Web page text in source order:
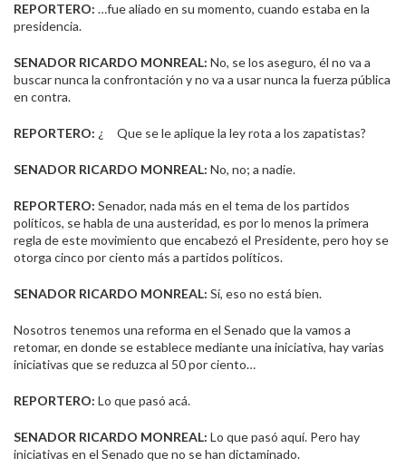
REPORTERO: …fue aliado en su momento, cuando estaba en la
presidencia.
SENADOR RICARDO MONREAL: No, se los aseguro, él no va a
buscar nunca la confrontación y no va a usar nunca la fuerza pública
en contra.
REPORTERO: ¿ Que se le aplique la ley rota a los zapatistas?
SENADOR RICARDO MONREAL: No, no; a nadie.
REPORTERO: Senador, nada más en el tema de los partidos
políticos, se habla de una austeridad, es por lo menos la primera
regla de este movimiento que encabezó el Presidente, pero hoy se
otorga cinco por ciento más a partidos políticos.
SENADOR RICARDO MONREAL: Sí, eso no está bien.
Nosotros tenemos una reforma en el Senado que la vamos a
retomar, en donde se establece mediante una iniciativa, hay varias
iniciativas que se reduzca al 50 por ciento…
REPORTERO: Lo que pasó acá.
SENADOR RICARDO MONREAL: Lo que pasó aquí. Pero hay
iniciativas en el Senado que no se han dictaminado.